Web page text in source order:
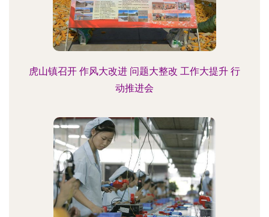
虎山镇召开 作风大改进 问题大整改 工作大提升 行
动推进会